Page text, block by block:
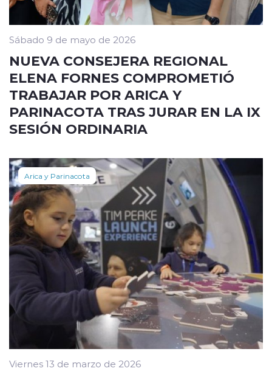
Sábado 9 de mayo de 2026
NUEVA CONSEJERA REGIONAL
ELENA FORNES COMPROMETIÓ
TRABAJAR POR ARICA Y
PARINACOTA TRAS JURAR EN LA IX
SESIÓN ORDINARIA
Arica y Parinacota
Viernes 13 de marzo de 2026